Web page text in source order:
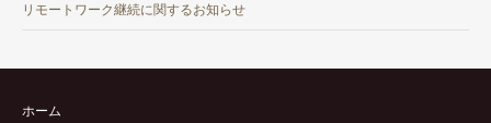
リモートワーク継続に関するお知らせ
ホーム